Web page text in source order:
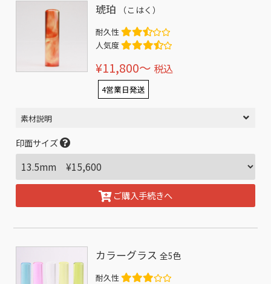
琥珀 （こはく）
耐久性
人気度
¥11,800〜 税込
4営業日発送
素材説明
印面サイズ
ご購入手続きへ
カラーグラス全5色
耐久性